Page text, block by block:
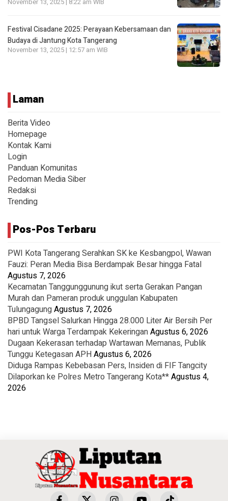
November 13, 2025 | 8:22 am WIB
Festival Cisadane 2025: Perayaan Kebersamaan dan
Budaya di Jantung Kota Tangerang
November 13, 2025 | 12:57 am WIB
Laman
Berita Video
Homepage
Kontak Kami
Login
Panduan Komunitas
Pedoman Media Siber
Redaksi
Trending
Pos-Pos Terbaru
PWI Kota Tangerang Serahkan SK ke Kesbangpol, Wawan
Fauzi: Peran Media Bisa Berdampak Besar hingga Fatal
Agustus 7, 2026
Kecamatan Tanggunggunung ikut serta Gerakan Pangan
Murah dan Pameran produk unggulan Kabupaten
TulungagungAgustus 7, 2026
BPBD Tangsel Salurkan Hingga 28.000 Liter Air Bersih Per
hari untuk Warga Terdampak KekeringanAgustus 6, 2026
Dugaan Kekerasan terhadap Wartawan Memanas, Publik
Tunggu Ketegasan APHAgustus 6, 2026
Diduga Rampas Kebebasan Pers, Insiden di FIF Tangcity
Dilaporkan ke Polres Metro Tangerang Kota**Agustus 4,
2026